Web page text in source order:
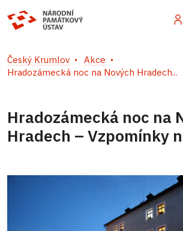
Český Krumlov
Akce
Hradozámecká noc na Nových Hradech...
Hradozámecká noc na
Hradech – Vzpomínky